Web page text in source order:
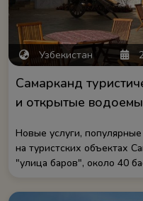
Узбекистан
Самарканд
и открытые
Новые услуги,
на туристских объектах
"улица баров", около 40